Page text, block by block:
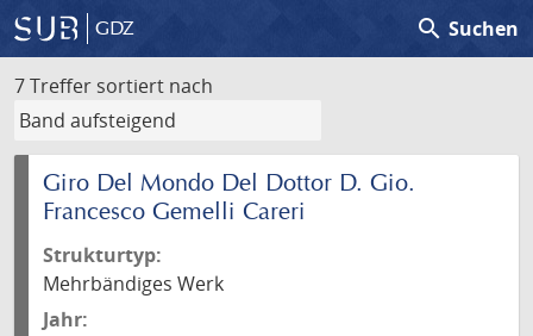
GDZ search Suchen
7 Treffer sortiert nach
Giro Del Mondo Del Dottor D. Gio.
Francesco Gemelli Careri
Strukturtyp:
Mehrbändiges Werk
Jahr: